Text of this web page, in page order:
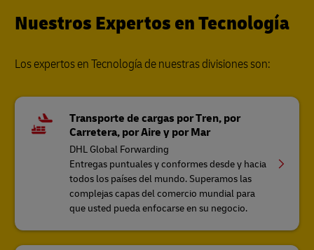
Nuestros Expertos en Tecnología
Los expertos en Tecnología de nuestras divisiones son:
Transporte de cargas por Tren, por
Carretera, por Aire y por Mar
DHL Global Forwarding
Entregas puntuales y conformes desde y hacia
todos los países del mundo. Superamos las
complejas capas del comercio mundial para
que usted pueda enfocarse en su negocio.